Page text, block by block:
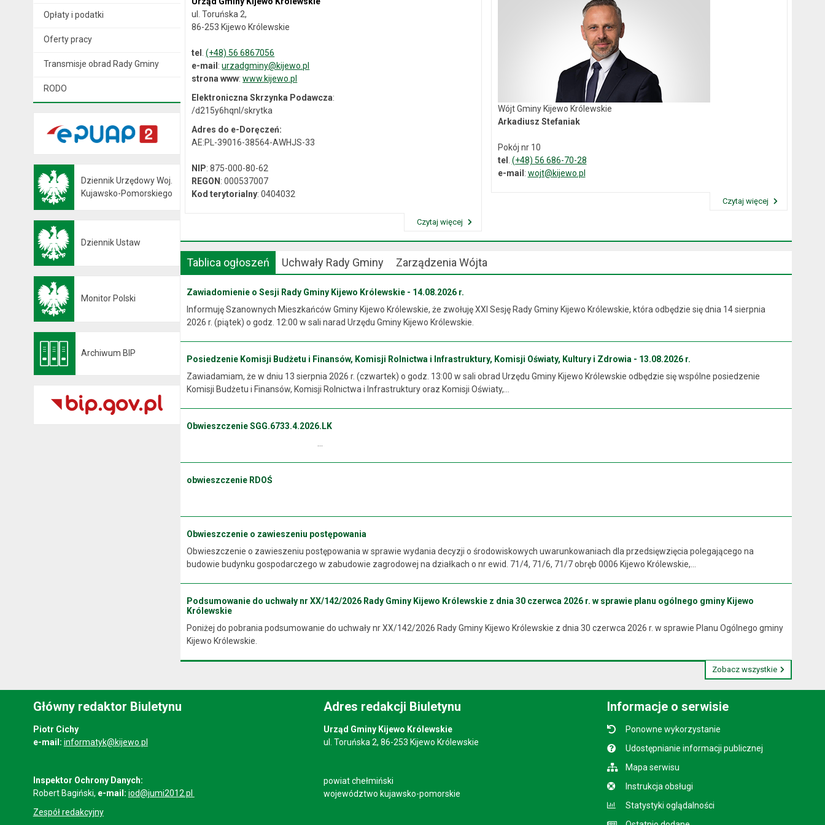
Opłaty i podatki
Oferty pracy
Transmisje obrad Rady Gminy
RODO
Dziennik Urzędowy Woj.
Kujawsko-Pomorskiego
Dziennik Ustaw
Monitor Polski
Archiwum BIP
ul. Toruńska 2,
86-253 Kijewo Królewskie
tel .(+48) 56 6867056
e-mail :urzadgminy@kijewo.pl
strona www:www.kijewo.pl
Elektroniczna Skrzynka Podawcza:
/d215y6hqnl/skrytka
Adres do e-Doręczeń:
AE:PL-39016-38564-AWHJS-33
NIP: 875-000-80-62
REGON : 000537007
Kod terytorialny: 0404032
Czytaj więcej
Wójt Gminy Kijewo Królewskie
Arkadiusz Stefaniak
Pokój nr 10
tel
(+48) 56 686-70-28
e-mail : wojt@kijewo.pl
Czytaj więcej
Tablica ogłoszeń Uchwały Rady Gminy Zarządzenia Wójta
Zawiadomienie o Sesji Rady Gminy Kijewo Królewskie - 14.08.2026 r.
Informuję Szanownych Mieszkańców Gminy Kijewo Królewskie, że zwołuję XXI Sesję Rady Gminy Kijewo Królewskie, która odbędzie się dnia 14 sierpnia
2026 r. (piątek) o godz. 12:00 w sali narad Urzędu Gminy Kijewo Królewskie.
Posiedzenie Komisji Budżetu i Finansów, Komisji Rolnictwa i Infrastruktury, Komisji Oświaty, Kultury i Zdrowia - 13.08.2026 r.
Zawiadamiam, że w dniu 13 sierpnia 2026 r. (czwartek) o godz. 13:00 w sali obrad Urzędu Gminy Kijewo Królewskie odbędzie się wspólne posiedzenie
Komisji Budżetu i Finansów, Komisji Rolnictwa i Infrastruktury oraz Komisji Oświaty,...
Obwieszczenie SGG.6733.4.2026.LK
obwieszczenie RDOŚ
Obwieszczenie o zawieszeniu postępowania
Obwieszczenie o zawieszeniu postępowania w sprawie wydania decyzji o środowiskowych uwarunkowaniach dla przedsięwzięcia polegającego na
budowie budynku gospodarczego w zabudowie zagrodowej na działkach o nr ewid. 71/4, 71/6, 71/7 obręb 0006 Kijewo Królewskie,...
Podsumowanie do uchwały nr XX/142/2026 Rady Gminy Kijewo Królewskie z dnia 30 czerwca 2026 r. w sprawie planu ogólnego gminy Kijewo
Królewskie
Poniżej do pobrania podsumowanie do uchwały nr XX/142/2026 Rady Gminy Kijewo Królewskie z dnia 30 czerwca 2026 r. w sprawie Planu Ogólnego gminy
Kijewo Królewskie.
Zobacz wszystkie
Główny redaktor Biuletynu
Piotr Cichy
e-mail: informatyk@kijewo.pl
Inspektor Ochrony Danych:
Robert Bagiński, e-mail: iod@jumi2012.pl
Zespół redakcyjny
Adres redakcji Biuletynu
Urząd Gminy Kijewo Królewskie
ul. Toruńska 2, 86-253 Kijewo Królewskie
powiat chełmiński
województwo kujawsko-pomorskie
Informacje o serwisie
Ponowne wykorzystanie
Udostępnianie informacji publicznej
Mapa serwisu
Instrukcja obsługi
Statystyki oglądalności